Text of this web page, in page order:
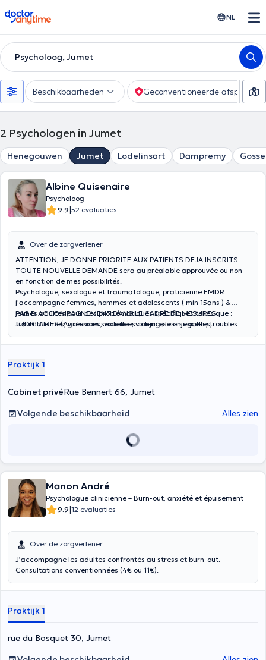
doctoranytime NL
Psycholoog, Jumet
Beschikbaarheden Geconventioneerde afspraak
2 Psychologen in Jumet
Henegouwen Jumet Lodelinsart Dampremy
Albine Quisenaire
Psycholoog
9.9|52 evaluaties
Over de zorgverlener
ATTENTION, JE DONNE PRIORITE AUX PATIENTS DEJA INSCRITS.
TOUTE NOUVELLE DEMANDE sera au préalable approuvée ou non
en fonction de mes possibilités.
Psychologue, sexologue et traumatologue, praticienne EMDR
j'accompagne femmes, hommes et adolescents ( min 15ans ) &
jeunes adultes pour des problématiques spécifiques telles que :
traumatismes, violences sexuelles, violences conjugales, troubles
de vie, EMDR & accompagnement bienveillant.
PAS D ACCOMPAGNEMENT DANS LE CADRE DE MESURES
JUDICIAIRES (Agressions, violences conjugales- sexuelles,
Praktijk 1
Cabinet privéRue Bennert 66, Jumet
Volgende beschikbaarheid
Alles zien
Manon André
Psychologue clinicienne – Burn-out, anxiété et épuisement
9.9|12 evaluaties
Over de zorgverlener
J’accompagne les adultes confrontés au stress et burn-out.
Consultations conventionnées (4€ ou 11€).
Praktijk 1
rue du Bosquet 30, Jumet